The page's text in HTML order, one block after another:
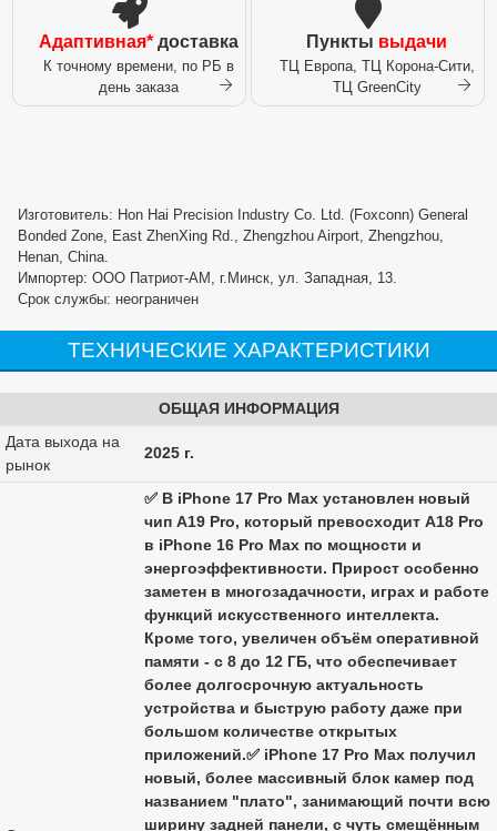
Адаптивная*доставка
К точному времени, по РБ в
день заказа
Пункты выдачи
ТЦ Европа, ТЦ Корона-Сити,
ТЦ GreenCity
Изготовитель: Hon Hai Precision Industry Co. Ltd. (Foxconn) General
Bonded Zone, East ZhenXing Rd., Zhengzhou Airport, Zhengzhou,
Henan, China.
Импортер: ООО Патриот-АМ, г.Минск, ул. Западная, 13.
Срок службы: неограничен
ТЕХНИЧЕСКИЕ ХАРАКТЕРИСТИКИ
ОБЩАЯ ИНФОРМАЦИЯ
Дата выхода на
рынок
2025 г.
✅ В iPhone 17 Pro Max установлен новый
чип A19 Pro, который превосходит A18 Pro
в iPhone 16 Pro Max по мощности и
энергоэффективности. Прирост особенно
заметен в многозадачности, играх и работе
функций искусственного интеллекта.
Кроме того, увеличен объём оперативной
памяти - с 8 до 12 ГБ, что обеспечивает
более долгосрочную актуальность
устройства и быструю работу даже при
большом количестве открытых
приложений.✅ iPhone 17 Pro Max получил
новый, более массивный блок камер под
названием "плато", занимающий почти всю
ширину задней панели, с чуть смещённым